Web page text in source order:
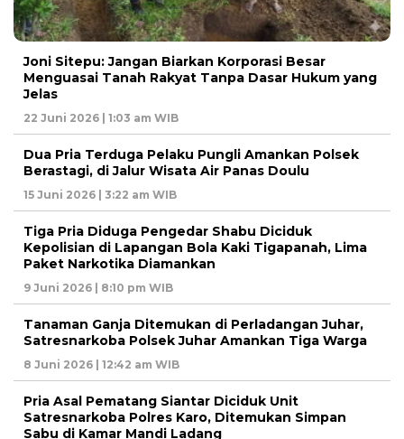
Joni Sitepu: Jangan Biarkan Korporasi Besar
Menguasai Tanah Rakyat Tanpa Dasar Hukum yang
Jelas
22 Juni 2026 | 1:03 am WIB
Dua Pria Terduga Pelaku Pungli Amankan Polsek
Berastagi, di Jalur Wisata Air Panas Doulu
15 Juni 2026 | 3:22 am WIB
Tiga Pria Diduga Pengedar Shabu Diciduk
Kepolisian di Lapangan Bola Kaki Tigapanah, Lima
Paket Narkotika Diamankan
9 Juni 2026 | 8:10 pm WIB
Tanaman Ganja Ditemukan di Perladangan Juhar,
Satresnarkoba Polsek Juhar Amankan Tiga Warga
8 Juni 2026 | 12:42 am WIB
Pria Asal Pematang Siantar Diciduk Unit
Satresnarkoba Polres Karo, Ditemukan Simpan
Sabu di Kamar Mandi Ladang